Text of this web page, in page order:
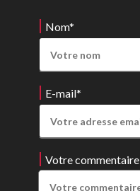
Nom*
E-mail*
Votre commentaire